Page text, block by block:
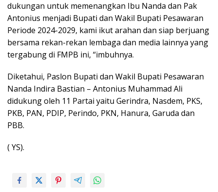
dukungan untuk memenangkan Ibu Nanda dan Pak
Antonius menjadi Bupati dan Wakil Bupati Pesawaran
Periode 2024-2029, kami ikut arahan dan siap berjuang
bersama rekan-rekan lembaga dan media lainnya yang
tergabung di FMPB ini, “imbuhnya.
Diketahui, Paslon Bupati dan Wakil Bupati Pesawaran
Nanda Indira Bastian – Antonius Muhammad Ali
didukung oleh 11 Partai yaitu Gerindra, Nasdem, PKS,
PKB, PAN, PDIP, Perindo, PKN, Hanura, Garuda dan
PBB.
( YS).